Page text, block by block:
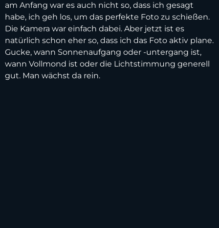
am Anfang war es auch nicht so, dass ich gesagt
habe, ich geh los, um das perfekte Foto zu schießen.
Die Kamera war einfach dabei. Aber jetzt ist es
natürlich schon eher so, dass ich das Foto aktiv plane.
Gucke, wann Sonnenaufgang oder -untergang ist,
wann Vollmond ist oder die Lichtstimmung generell
gut. Man wächst da rein.